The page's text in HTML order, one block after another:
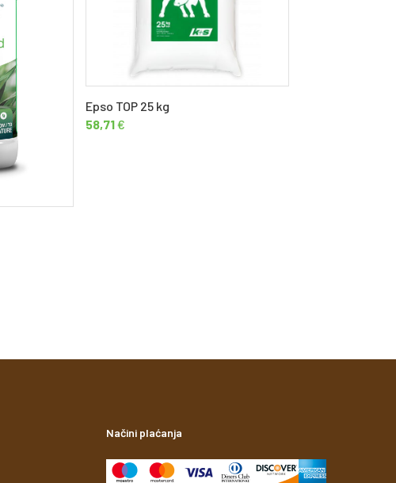
Epso TOP 25 kg
58,71€
Načini plaćanja